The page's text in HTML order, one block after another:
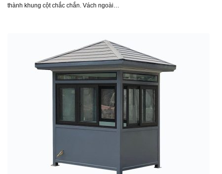
thành khung cột chắc chắn. Vách ngoài…